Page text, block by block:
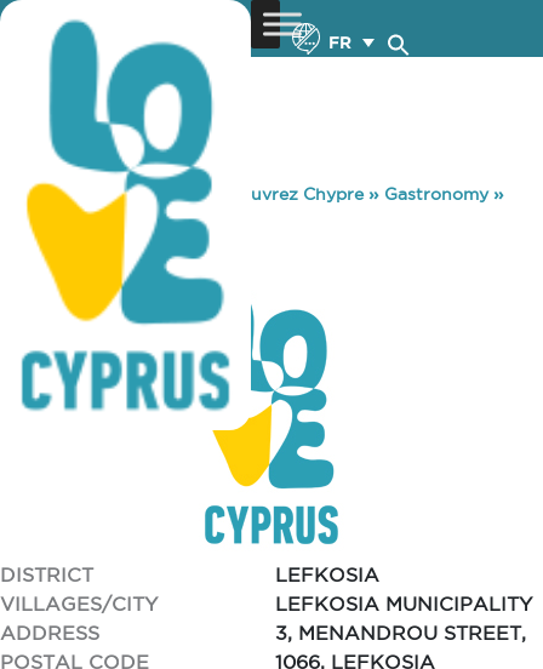
FR
You are here: Home »Découvrez Chypre» Gastronomy»
INTERNO 3
INTERNO 3
DISTRICT
LEFKOSIA
VILLAGES/CITY
LEFKOSIA MUNICIPALITY
ADDRESS
3, MENANDROU STREET,
POSTAL CODE
1066, LEFKOSIA